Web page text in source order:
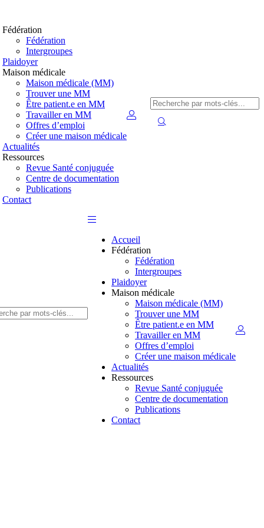
Fédération
Fédération
Intergroupes
Plaidoyer
Maison médicale
Maison médicale (MM)
Trouver une MM
Être patient.e en MM
Travailler en MM
Offres d’emploi
Créer une maison médicale
Actualités
Ressources
Revue Santé conjuguée
Centre de documentation
Publications
Contact
Accueil
Fédération
Fédération
Intergroupes
Plaidoyer
Maison médicale
Maison médicale (MM)
Trouver une MM
Être patient.e en MM
Travailler en MM
Offres d’emploi
Créer une maison médicale
Actualités
Ressources
Revue Santé conjuguée
Centre de documentation
Publications
Contact